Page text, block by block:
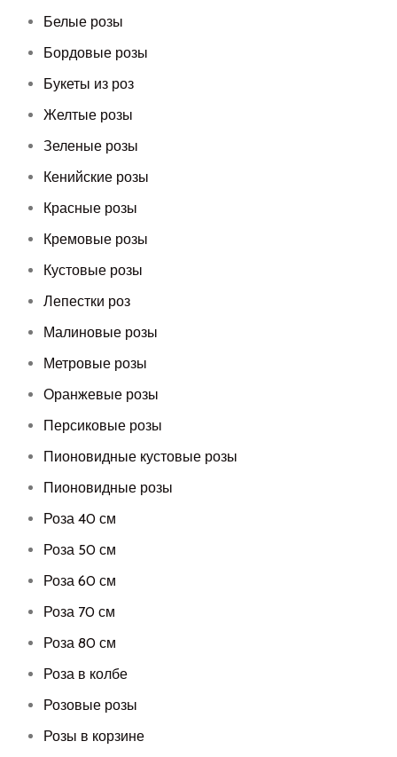
Белые розы
Бордовые розы
Букеты из роз
Желтые розы
Зеленые розы
Кенийские розы
Красные розы
Кремовые розы
Кустовые розы
Лепестки роз
Малиновые розы
Метровые розы
Оранжевые розы
Персиковые розы
Пионовидные кустовые розы
Пионовидные розы
Роза 40 см
Роза 50 см
Роза 60 см
Роза 70 см
Роза 80 см
Роза в колбе
Розовые розы
Розы в корзине